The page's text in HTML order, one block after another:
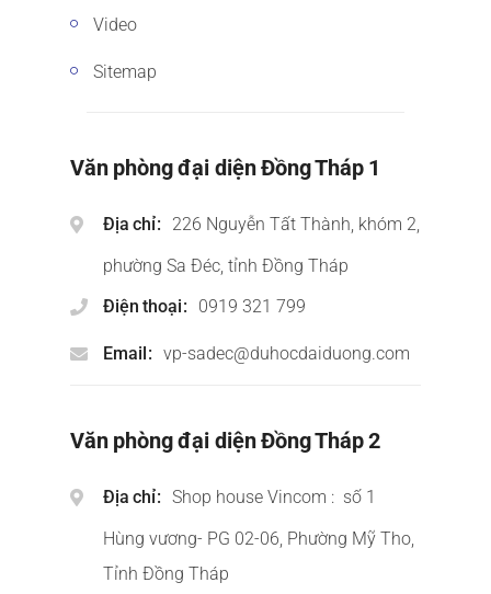
Video
Sitemap
Văn phòng đại diện Đồng Tháp 1
Địa chỉ
226 Nguyễn Tất Thành, khóm 2,
phường Sa Đéc, tỉnh Đồng Tháp
Điện thoại
0919 321 799
Email vp-sadec@duhocdaiduong.com
Văn phòng đại diện Đồng Tháp 2
Địa chỉ
Shop house Vincom : số 1
Hùng vương- PG 02-06, Phường Mỹ Tho,
Tỉnh Đồng Tháp